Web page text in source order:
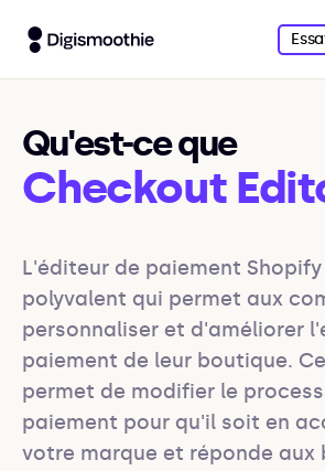
Qu'est-ce que
Checkout
L'éditeur de paiement
polyvalent qui permet aux
personnaliser et d'améliorer
paiement de leur boutique.
permet de modifier le
paiement pour qu'il soit en
votre marque et réponde aux